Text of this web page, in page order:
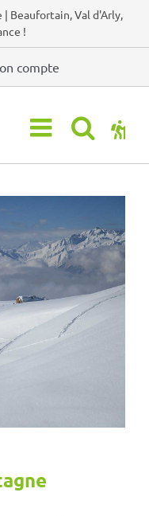
Beaufortain, Val d'Arly,
!
compte